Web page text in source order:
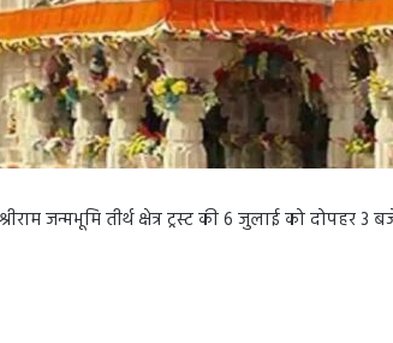
जन्मभूमि तीर्थ क्षेत्र ट्रस्ट की 6 जुलाई को दोपहर 3